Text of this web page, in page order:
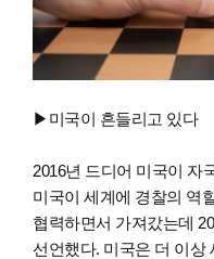
▶미국이 흔들리고 있다
2016년 드디어 미국이 자
미국이 세계에 경찰의 역
협력하면서 가져갔는데
선언했다. 미국은 더 이상